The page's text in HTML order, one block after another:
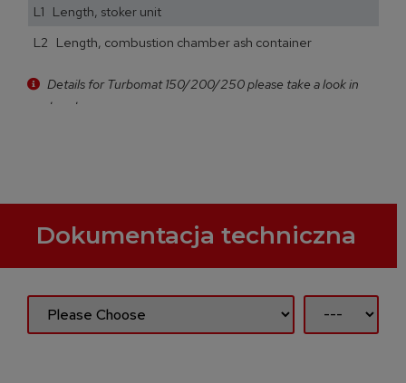
L1 Length, stoker unit
L2 Length, combustion chamber ash container
Details for Turbomat 150/200/250 please take a look in
our brochure
Dokumentacja techniczna